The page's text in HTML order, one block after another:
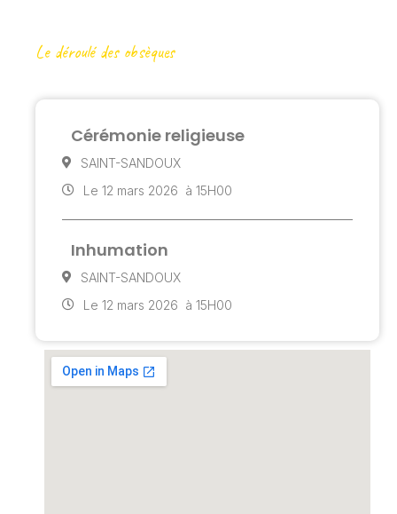
Le déroulé des obsèques
Cérémonie religieuse
SAINT-SANDOUX
Le 12 mars 2026 à 15H00
Inhumation
SAINT-SANDOUX
Le 12 mars 2026 à 15H00